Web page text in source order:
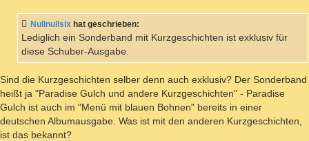
Nullnullsix hat geschrieben:
Lediglich ein Sonderband mit Kurzgeschichten ist exklusiv für
diese Schuber-Ausgabe.
Sind die Kurzgeschichten selber denn auch exklusiv? Der Sonderband
heißt ja "Paradise Gulch und andere Kurzgeschichten" - Paradise
Gulch ist auch im "Menü mit blauen Bohnen" bereits in einer
deutschen Albumausgabe. Was ist mit den anderen Kurzgeschichten,
ist das bekannt?